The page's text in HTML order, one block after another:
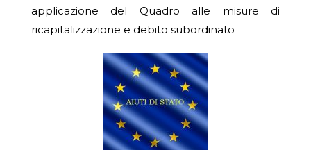
applicazione del Quadro alle misure di
ricapitalizzazione e debito subordinato